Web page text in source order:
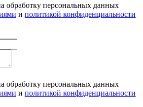
обработку персональных данных
и политикой конфиденциальности
обработку персональных данных
и политикой конфиденциальности